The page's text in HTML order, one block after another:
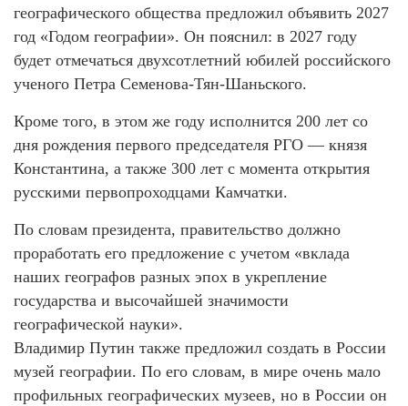
географического общества предложил объявить 2027
год «Годом географии». Он пояснил: в 2027 году
будет отмечаться двухсотлетний юбилей российского
ученого Петра Семенова-Тян-Шаньского.
Кроме того, в этом же году исполнится 200 лет со
дня рождения первого председателя РГО — князя
Константина, а также 300 лет с момента открытия
русскими первопроходцами Камчатки.
По словам президента, правительство должно
проработать его предложение с учетом «вклада
наших географов разных эпох в укрепление
государства и высочайшей значимости
географической науки».
Владимир Путин также предложил создать в России
музей географии. По его словам, в мире очень мало
профильных географических музеев, но в России он